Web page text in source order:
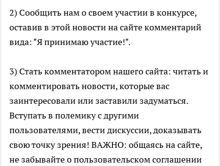
2) Сообщить нам о своем участии в конкурсе,
оставив в этой новости на сайте комментарий
вида: "Я принимаю участие!".
3) Стать комментатором нашего сайта: читать и
комментировать новости, которые вас
заинтересовали или заставили задуматься.
Вступать в полемику с другими
пользователями, вести дискуссии, доказывать
свою точку зрения! ВАЖНО: общаясь на сайте,
не забывайте о пользовательском соглашении